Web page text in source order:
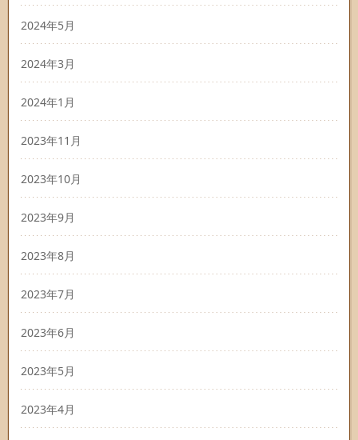
2024年5月
2024年3月
2024年1月
2023年11月
2023年10月
2023年9月
2023年8月
2023年7月
2023年6月
2023年5月
2023年4月